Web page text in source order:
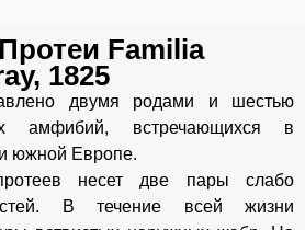
Familia
1825
двумя родами и шестью
амфибий, встречающихся в
южной Европе.
несет две пары слабо
В течение всей жизни